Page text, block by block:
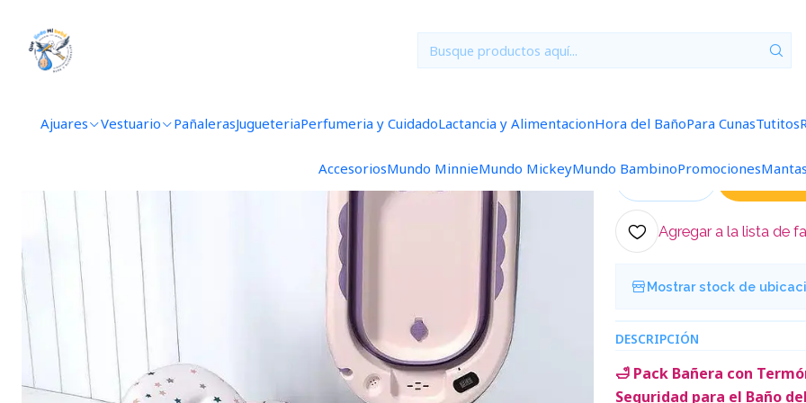
Ajuares Vestuario PañalerasJugueteriaPerfumeria y CuidadoLactancia y AlimentacionHora del BañoPara CunasTutitos
AccesoriosMundo MinnieMundo MickeyMundo BambinoPromocionesMantas
Estrella +
Cantidad
Agregar a la lista de
Mostrar stock de
DESCRIPCIÓN
🛁 Pack Bañera con
Seguridad para el Baño